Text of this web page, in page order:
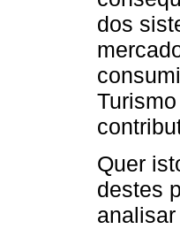
dos
Quer
destes